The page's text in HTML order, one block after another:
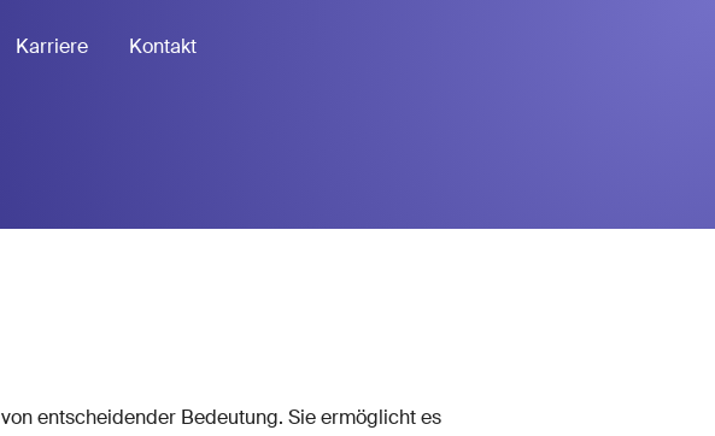
Karriere Kontakt
von entscheidender Bedeutung. Sie ermöglicht es